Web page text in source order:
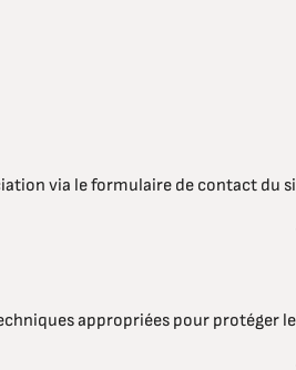
via le formulaire de contact du
appropriées pour protéger